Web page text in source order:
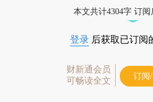
本文共计4304字 订
登录 后获取已订阅
财新通会员
可畅读全文
订阅